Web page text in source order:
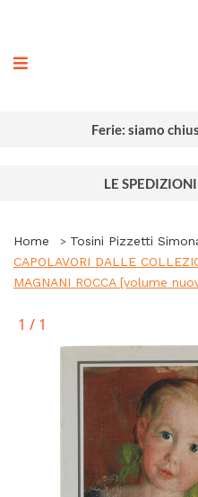
Ferie: siamo
LE
Home
Tosini Pizzetti
CAPOLAVORI DALLE
MAGNANI ROCCA [volume
1 / 1